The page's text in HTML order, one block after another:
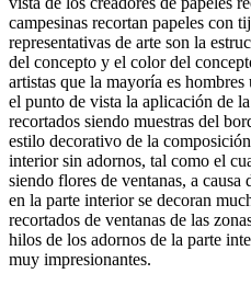
campesinas recortan papeles con
representativas de arte son la
del concepto y el color del
artistas que la mayoría es
el punto de vista la aplicación de
recortados siendo muestras del
estilo decorativo de la
interior sin adornos, tal como el
siendo flores de ventanas, a
en la parte interior se decoran
recortados de ventanas de las
hilos de los adornos de la parte
muy impresionantes.